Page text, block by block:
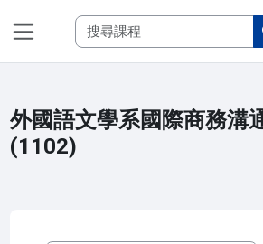
外國語文學系國際商務溝
(1102)